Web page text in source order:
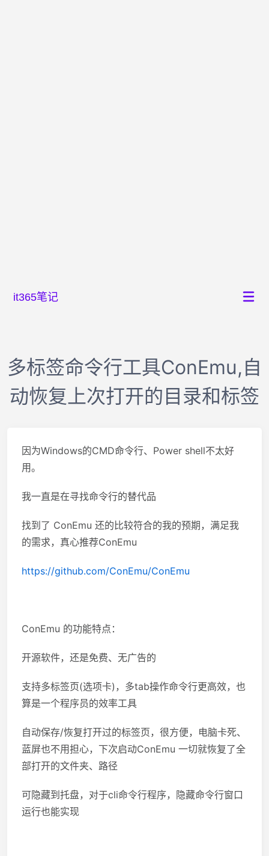
it365笔记
多标签命令行工具ConEmu,自
动恢复上次打开的目录和标签
因为Windows的CMD命令行、Power shell不太好
用。
我一直是在寻找命令行的替代品
找到了 ConEmu 还的比较符合的我的预期，满足我
的需求，真心推荐ConEmu
https://github.com/ConEmu/ConEmu
ConEmu 的功能特点：
开源软件，还是免费、无广告的
支持多标签页(选项卡)，多tab操作命令行更高效，也
算是一个程序员的效率工具
自动保存/恢复打开过的标签页，很方便，电脑卡死、
蓝屏也不用担心，下次启动ConEmu 一切就恢复了全
部打开的文件夹、路径
可隐藏到托盘，对于cli命令行程序，隐藏命令行窗口
运行也能实现